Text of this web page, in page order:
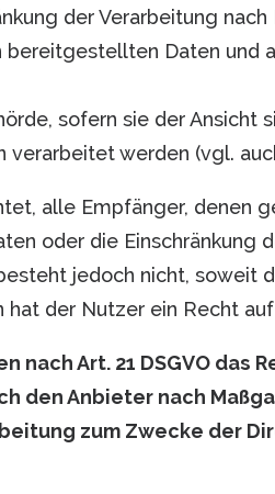
der Verarbeitung nach
bereitgestellten Daten
sofern sie der Ansicht
werden (vgl.
alle Empfänger,
oder die Einschränkung
jedoch nicht,
der Nutzer ein Recht
nach Art. 21 DSGVO
den Anbieter nach
zum Zwecke der